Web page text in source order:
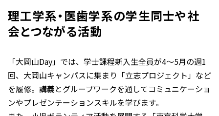
理工学系・医歯学系の学生同士や社
会とつながる活動
「大岡山Day」では、学士課程新入生全員が4～5月の週1
回、大岡山キャンパスに集まり「立志プロジェクト」など
を履修。講義とグループワークを通してコミュニケーショ
ンやプレゼンテーションスキルを学びます。